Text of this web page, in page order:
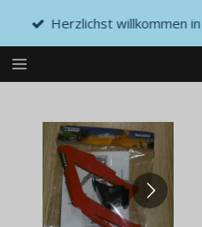
springen
Herzlichst willkommen